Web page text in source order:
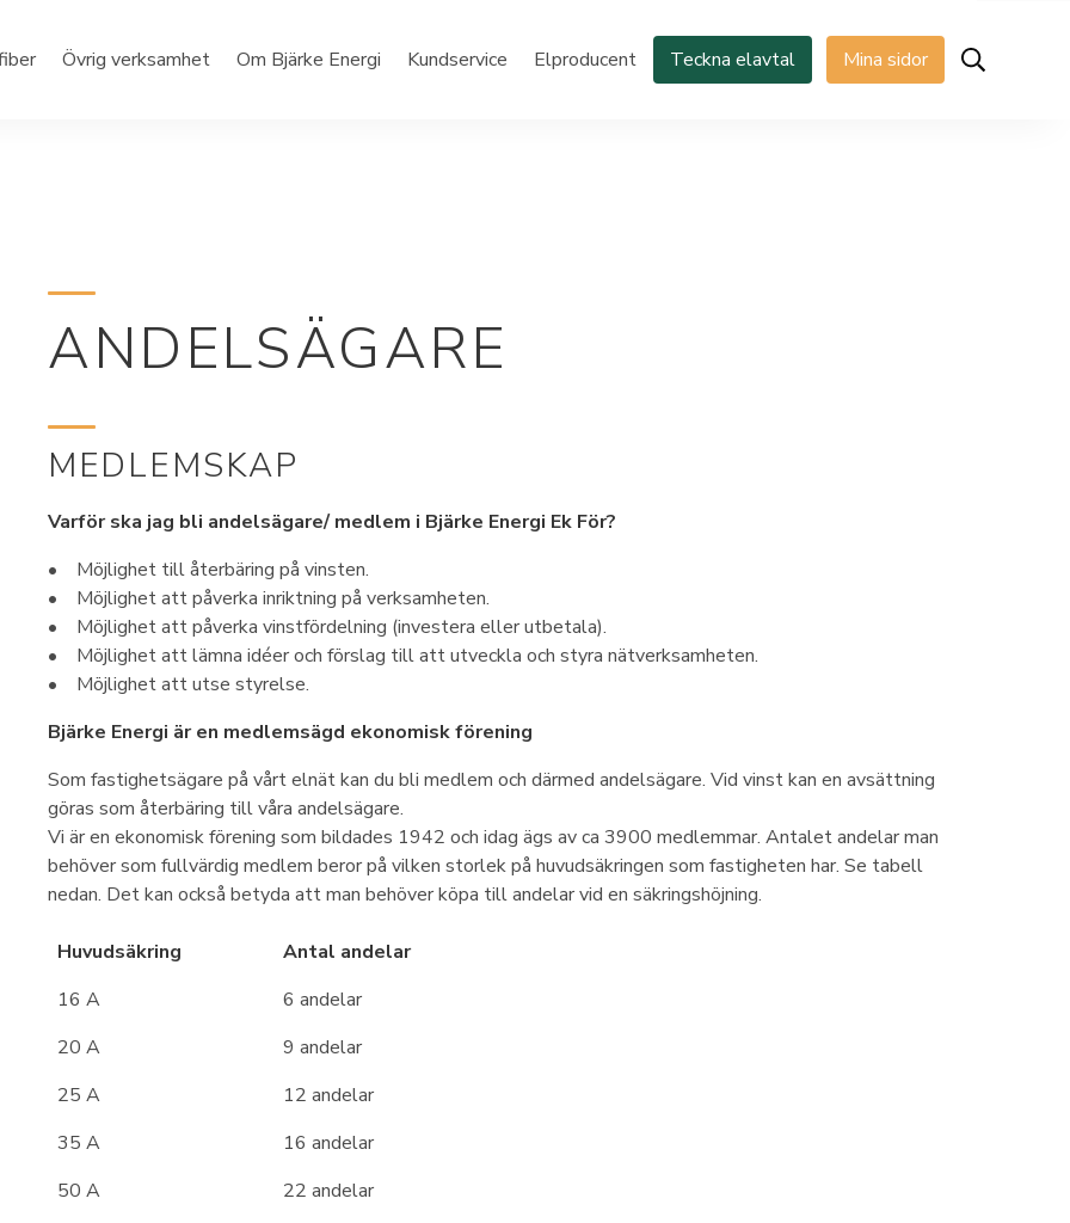
Övrig verksamhet Om Bjärke Energi Kundservice Elproducent Teckna elavtal Mina sidor
ANDELSÄGARE
MEDLEMSKAP
Varför ska jag bli andelsägare/ medlem i Bjärke Energi Ek För?
• Möjlighet till återbäring på vinsten.
• Möjlighet att påverka inriktning på verksamheten.
• Möjlighet att påverka vinstfördelning (investera eller utbetala).
• Möjlighet att lämna idéer och förslag till att utveckla och styra nätverksamheten.
• Möjlighet att utse styrelse.
Bjärke Energi är en medlemsägd ekonomisk förening
Som fastighetsägare på vårt elnät kan du bli medlem och därmed andelsägare. Vid vinst kan en avsättning
göras som återbäring till våra andelsägare.
Vi är en ekonomisk förening som bildades 1942 och idag ägs av ca 3900 medlemmar. Antalet andelar man
behöver som fullvärdig medlem beror på vilken storlek på huvudsäkringen som fastigheten har. Se tabell
nedan. Det kan också betyda att man behöver köpa till andelar vid en säkringshöjning.
Huvudsäkring
Antal andelar
16 A
6 andelar
20 A
9 andelar
25 A
12 andelar
35 A
16 andelar
50 A
22 andelar